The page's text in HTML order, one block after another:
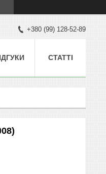
+380 (99) 128-52-89
СТАТТІ